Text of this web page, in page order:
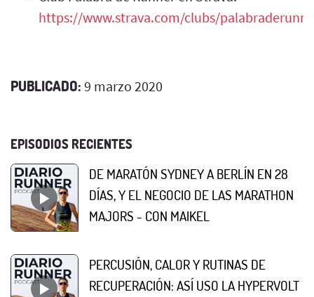
https://www.strava.com/clubs/
PUBLICADO: 9 marzo 2020
EPISODIOS RECIENTES
DE MARATÓN SYDNEY A BERLÍN EN 28
DÍAS, Y EL NEGOCIO DE LAS MARATHON
MAJORS - CON MAIKEL
PERCUSIÓN, CALOR Y RUTINAS DE
RECUPERACIÓN: ASÍ USO LA HYPERVOLT